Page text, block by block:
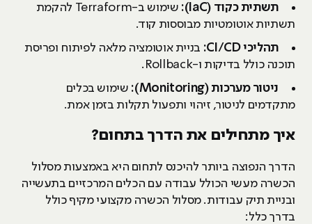
תשתית כקוד (IaC
):
שימוש ב-Terraform להקמת
תשתיות אוטומטיות מבוססות קוד.
תהליכיCI/CD
: בניית אוטומציה מלאה לפיתוח ופריסת
תוכנה כולל בדיקות ו-Rollback.
ניטור מערכות (Monitoring
): שימוש בכלים
מתקדמים לניטור, זיהוי ותפעול תקלות בזמן אמת.
איך מתחילים את הדרך בתחום?
הדרך הנפוצה ביותר להיכנס לתחום היא באמצעות מסלול
הכשרה מעשי הכולל עבודה עם הכלים המרכזיים בתעשייה
ובניית תיק עבודות. מסלול הכשרה מקצועי מקיף כולל
בדרך כלל: